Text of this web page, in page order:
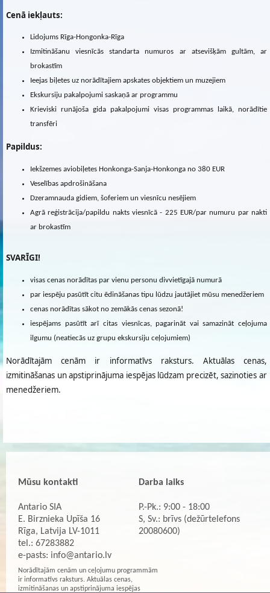
Cenā iekļauts:
Lidojums Rīga-Hongonka-Rīga
Izmitināšanu viesnīcās standarta numuros ar atsevišķām gultām, ar
brokastīm
Ieejas biļetes uz norādītajiem apskates objektiem un muzejiem
Ekskursiju pakalpojumi saskaņā ar programmu
Krieviski runājoša gida pakalpojumi visas programmas laikā, norādītie
transfēri
Papildus:
Iekšzemes aviobiļetes Honkonga-Sanja-Honkonga no 380 EUR
Veselības apdrošināšana
Dzeramnauda gidiem, šoferiem un viesnīcu nesējiem
Agrā reģistrācija/papildu nakts viesnīcā - 225 EUR/par numuru par nakti
ar brokastīm
SVARĪGI!
visas cenas norādītas par vienu personu divvietīgajā numurā
par iespēju pasūtīt citu ēdināšanas tipu lūdzu jautājiet mūsu menedžeriem
cenas norādītas sākot no zemākās cenas sezonā!
iespējams pasūtīt arī citas viesnīcas, pagarināt vai samazināt ceļojuma
ilgumu (neatiecās uz grupu ekskursiju ceļojumiem)
Norādītajām cenām ir informatīvs raksturs. Aktuālas cenas,
izmitināšanas un apstiprinājuma iespējas lūdzam precizēt, sazinoties ar
menedžeriem.
Mūsu kontakti
Antario SIA
E. Birznieka Upīša 16
Rīga, Latvija LV-1011
tel.: 67283882
e-pasts: info@antario.lv
Darba laiks
P.-Pk.: 9:00 - 18:00
S, Sv.: brīvs (dežūrtelefons
20080600)
Norādītajām cenām un ceļojumu programmām
ir informatīvs raksturs. Aktuālas cenas,
izmitināšanas un apstiprinājuma iespējas